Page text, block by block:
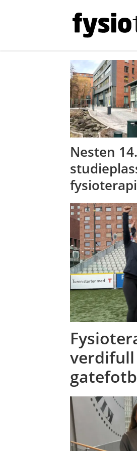
studenter
Nesten
fysioterapi